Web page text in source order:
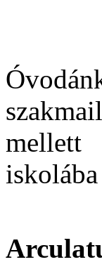
mellett